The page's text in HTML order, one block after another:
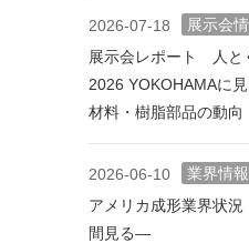
2026-07-18
展示会
展示会レポート 人と
2026 YOKOHAMAに
材料・樹脂部品の動向
2026-06-10
業界情報
アメリカ成形業界状
間見る―